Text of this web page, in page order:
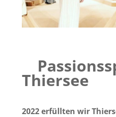
Thiersee
2022 erfüllten wir